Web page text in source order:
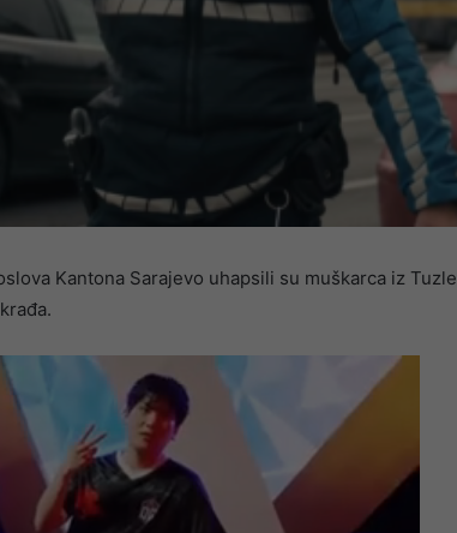
Kantona Sarajevo uhapsili su muškarca iz Tuzle